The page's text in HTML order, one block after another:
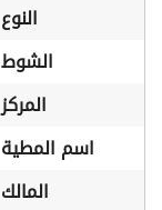
النوع
الشوط
المركز
اسم المطية
المالك